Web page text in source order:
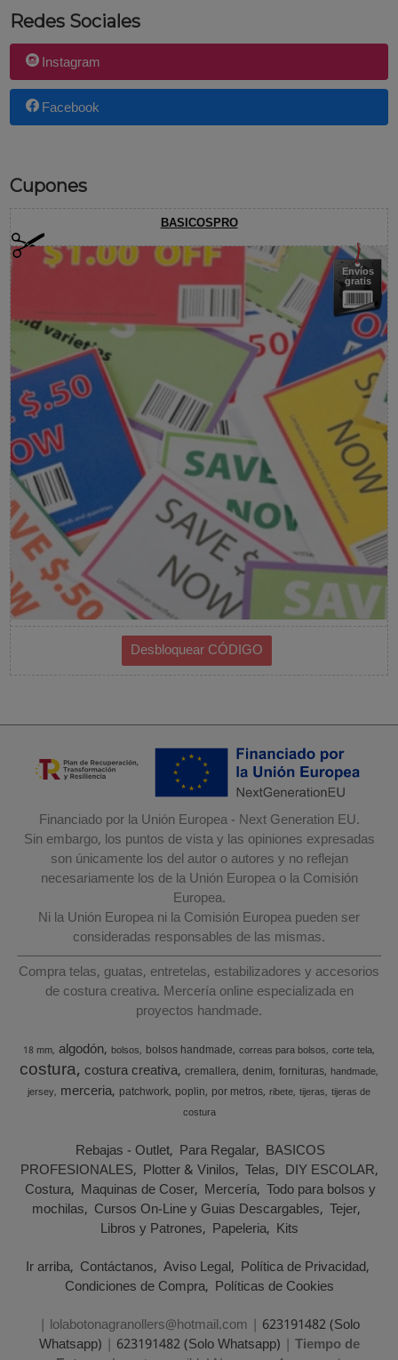
Redes Sociales
Instagram
Facebook
Cupones
BASICOSPRO
Envíos
gratis
Financiado por la Unión Europea - Next Generation EU.
Sin embargo, los puntos de vista y las opiniones expresadas
son únicamente los del autor o autores y no reflejan
necesariamente los de la Unión Europea o la Comisión
Europea.
Ni la Unión Europea ni la Comisión Europea pueden ser
consideradas responsables de las mismas.
Compra telas, guatas, entretelas, estabilizadores y accesorios
de costura creativa. Mercería online especializada en
proyectos handmade.
18 mm algodón bolsos bolsos handmade correas para bolsos corte tela
costura costura creativa cremallera denim fornituras handmade
jersey merceria patchwork poplin por metros ribete tijeras tijeras de
costura
Rebajas - Outlet Para Regalar BASICOS
PROFESIONALES Plotter & Vinilos Telas DIY ESCOLAR
Costura Maquinas de Coser Mercería Todo para bolsos y
mochilas Cursos On-Line y Guias Descargables Tejer
Libros y Patrones Papeleria Kits
Ir arriba Contáctanos Aviso Legal Política de Privacidad
Condiciones de Compra Políticas de Cookies
| lolabotonagranollers@hotmail.com | 623191482 (Solo
Whatsapp) | 623191482 (Solo Whatsapp) | Tiempo de